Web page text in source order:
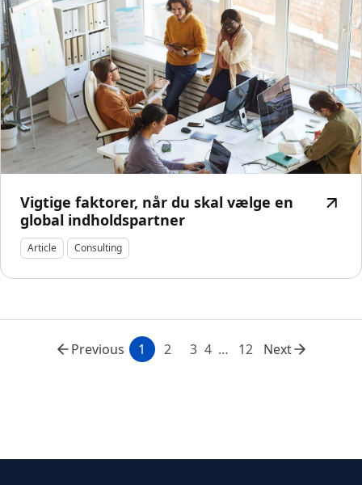
Vigtige faktorer, når du skal vælge en
global indholdspartner
Article Consulting
Previous 1 2 3 4 12 Next